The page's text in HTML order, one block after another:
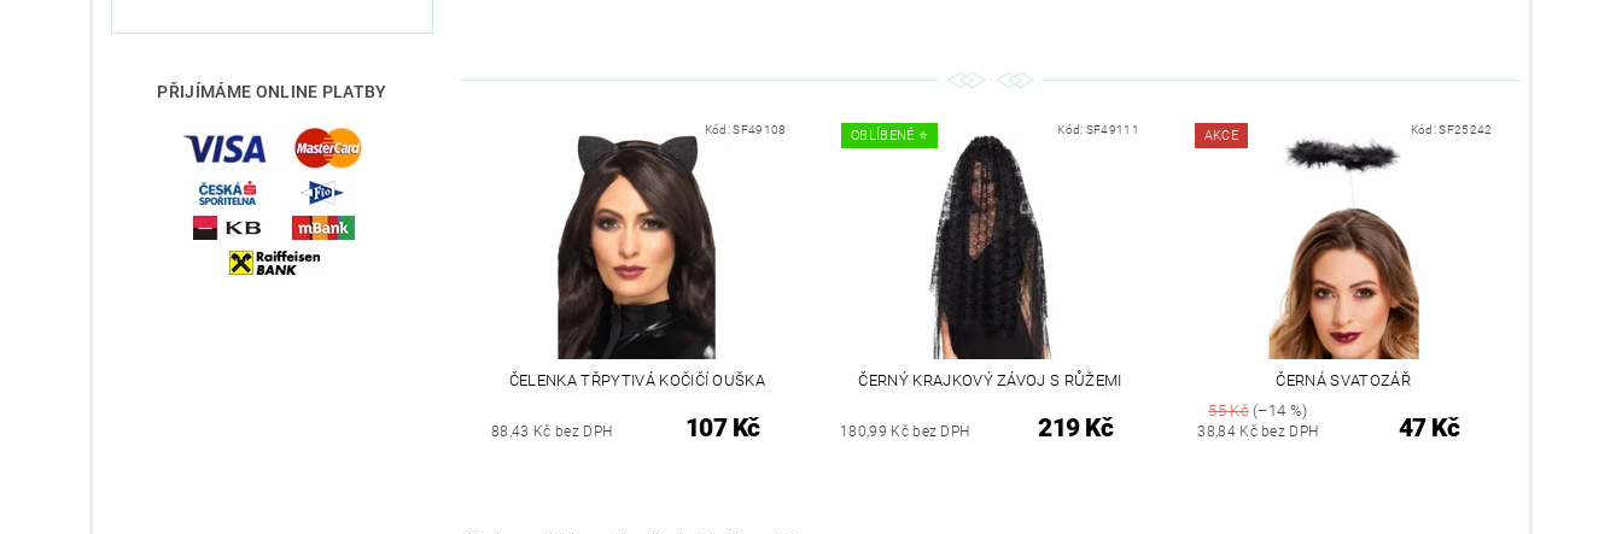
PŘIJÍMÁME ONLINE PLATBY
Kód:SF49108
ČELENKA TŘPYTIVÁ KOČIČÍ OUŠKA
88,43 Kč bez DPH 107 Kč
OBLÍBENÉ ⭐️ Kód: SF49111
ČERNÝ KRAJKOVÝ ZÁVOJ S RŮŽEMI
180,99 Kč bez DPH 219 Kč
AKCE Kód:SF25242
ČERNÁ SVATOZÁŘ
55 Kč(–14 %)
38,84 Kč bez DPH 47 Kč